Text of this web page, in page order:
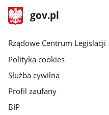
stopka
gov.plStrona
gov.pl
Rządowe Centrum Legislacji
Polityka cookies
Służba cywilna
Profil zaufany
BIP